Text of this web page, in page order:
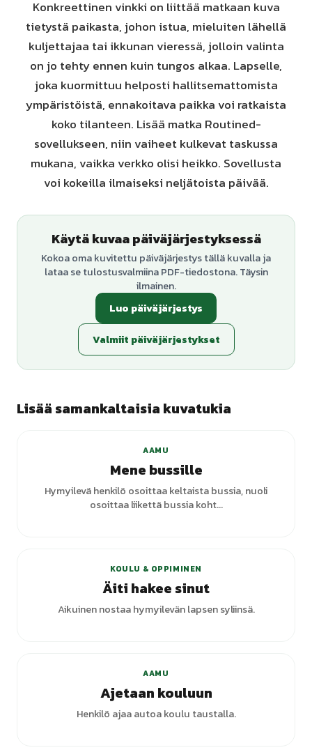
Konkreettinen vinkki on liittää matkaan kuva
tietystä paikasta, johon istua, mieluiten lähellä
kuljettajaa tai ikkunan vieressä, jolloin valinta
on jo tehty ennen kuin tungos alkaa. Lapselle,
joka kuormittuu helposti hallitsemattomista
ympäristöistä, ennakoitava paikka voi ratkaista
koko tilanteen. Lisää matka Routined-
sovellukseen, niin vaiheet kulkevat taskussa
mukana, vaikka verkko olisi heikko. Sovellusta
voi kokeilla ilmaiseksi neljätoista päivää.
Käytä kuvaa päiväjärjestyksessä
Kokoa oma kuvitettu päiväjärjestys tällä kuvalla ja
lataa se tulostusvalmiina PDF-tiedostona. Täysin
ilmainen.
Luo päiväjärjestys
Valmiit päiväjärjestykset
Lisää samankaltaisia kuvatukia
+6
AAMU
Mene bussille
Hymyilevä henkilö osoittaa keltaista bussia, nuoli
osoittaa liikettä bussia koht...
KOULU & OPPIMINEN
Äiti hakee sinut
Aikuinen nostaa hymyilevän lapsen syliinsä.
AAMU
Ajetaan kouluun
Henkilö ajaa autoa koulu taustalla.